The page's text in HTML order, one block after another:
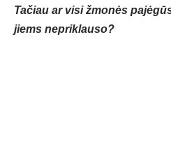
Tačiau ar visi žmonės
jiems nepriklauso?